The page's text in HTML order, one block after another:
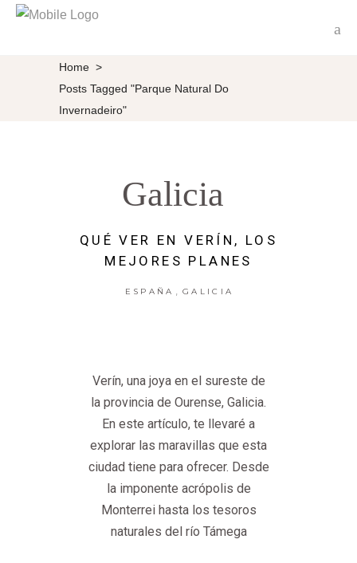
Home >
Posts Tagged "Parque Natural Do
Invernadeiro"
Galicia
QUÉ VER EN VERÍN, LOS
MEJORES PLANES
ESPAÑA GALICIA
Verín, una joya en el sureste de
la provincia de Ourense, Galicia.
En este artículo, te llevaré a
explorar las maravillas que esta
ciudad tiene para ofrecer. Desde
la imponente acrópolis de
Monterrei hasta los tesoros
naturales del río Támega